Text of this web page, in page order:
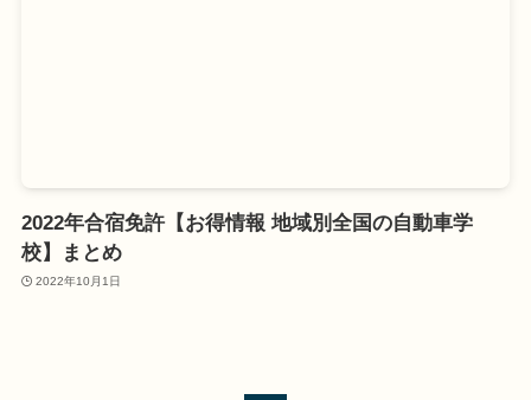
2022年合宿免許【お得情報 地域別全国の自動車学
校】まとめ
2022年10月1日